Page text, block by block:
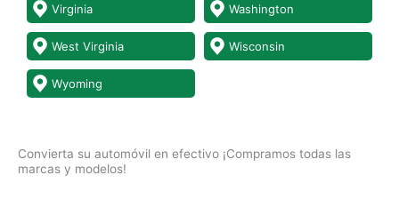
Virginia Washington
West Virginia Wisconsin
Wyoming
Convierta su automóvil en efectivo ¡Compramos todas las
marcas y modelos!